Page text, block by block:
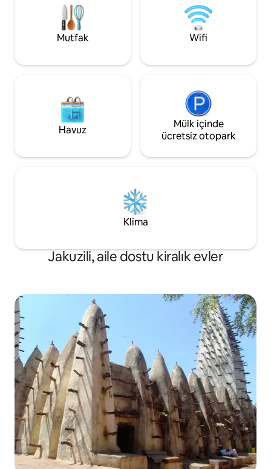
ve gece güvenlik görevlisinin keyfini
çıkarın. Bugün rezervasyon yapın ve
Ouaga'nın göbeğindeki konforu
deneyimleyin!Mutfak Wifi
Havuz
Mülk içinde
ücretsiz otopark
Klima
Jakuzili, aile dostu kiralık evler